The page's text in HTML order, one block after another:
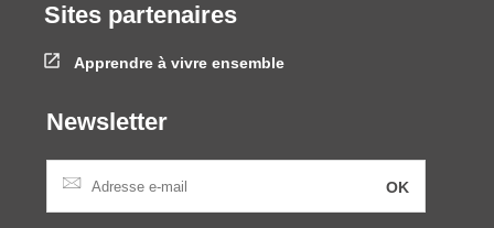
Sites partenaires
Apprendre à vivre ensemble
Newsletter